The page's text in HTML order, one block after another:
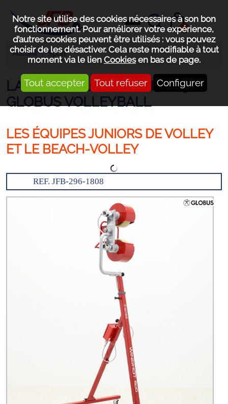
Notre site utilise des cookies nécessaires à son bon
fonctionnement. Pour améliorer votre expérience,
d’autres cookies peuvent être utilisés : vous pouvez
choisir de les désactiver. Cela reste modifiable à tout
moment via le lien Cookiesen bas de page.
Tout accepter Tout refuser Configurer
0
Accueil Sport
LANCE BALLON WINSHOT 500
GLOBUS VOLLEYBALL
LES ÉQUIPES JUNIORS DE VOLLEY
ET LE BEACH-VOLLEY
REF. JFB-296-1808